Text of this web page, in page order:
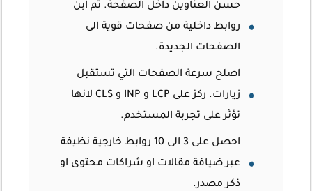
حسن العناوين داخل الصفحة. ثم ابن
روابط داخلية من صفحات قوية الى
الصفحات الجديدة.
اصلح سرعة الصفحات التي تستقبل
زيارات. ركز على LCP و INP و CLS لانها
تؤثر على تجربة المستخدم.
احصل على 3 الى 10 روابط خارجية نظيفة
عبر ضيافة مقالات او شراكات محتوى او
ذكر مصدر.